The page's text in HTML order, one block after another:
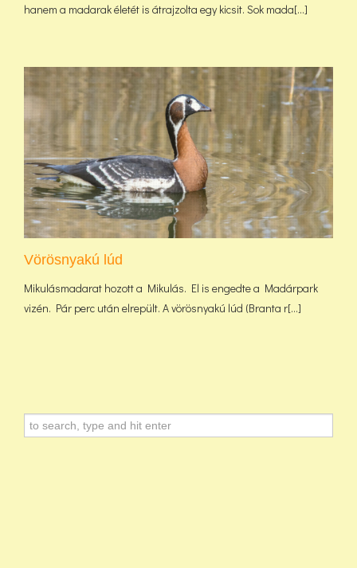
hanem a madarak életét is átrajzolta egy kicsit. Sok mada[...]
Vörösnyakú lúd
Mikulásmadarat hozott a Mikulás. El is engedte a Madárpark
vizén. Pár perc után elrepült. A vörösnyakú lúd (Branta r[...]